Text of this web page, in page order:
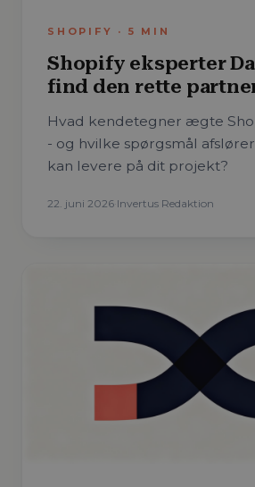
SHOPIFY · 5 MIN
Shopify eksperter
find den rette
Hvad kendetegner ægte
- og hvilke spørgsmål
kan levere på dit projekt?
22. juni 2026 Invertus Redaktion